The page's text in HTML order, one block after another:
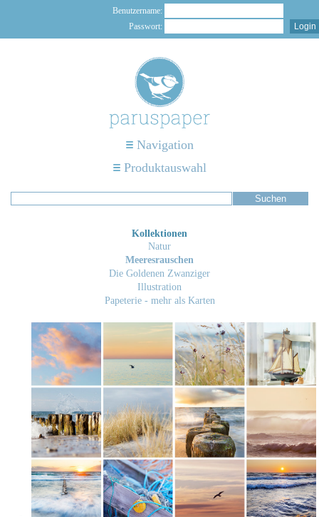
Benutzername:
Passwort:
Navigation
Produktauswahl
Kollektionen
Natur
Meeresrauschen
Die Goldenen Zwanziger
Illustration
Papeterie - mehr als Karten